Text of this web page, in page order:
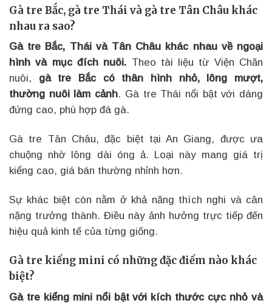
Gà tre Bắc, gà tre Thái và gà tre Tân Châu khác
nhau ra sao?
Gà tre Bắc, Thái và Tân Châu khác nhau về ngoại
hình và mục đích nuôi. Theo tài liệu từ Viện Chăn
nuôi, gà tre Bắc có thân hình nhỏ, lông mượt,
thường nuôi làm cảnh. Gà tre Thái nổi bật với dáng
đứng cao, phù hợp đá gà.
Gà tre Tân Châu, đặc biệt tại An Giang, được ưa
chuộng nhờ lông dài óng ả. Loại này mang giá trị
kiểng cao, giá bán thường nhỉnh hơn.
Sự khác biệt còn nằm ở khả năng thích nghi và cân
nặng trưởng thành. Điều này ảnh hưởng trực tiếp đến
hiệu quả kinh tế của từng giống.
Gà tre kiểng mini có những đặc điểm nào khác
biệt?
Gà tre kiểng mini nổi bật với kích thước cực nhỏ và